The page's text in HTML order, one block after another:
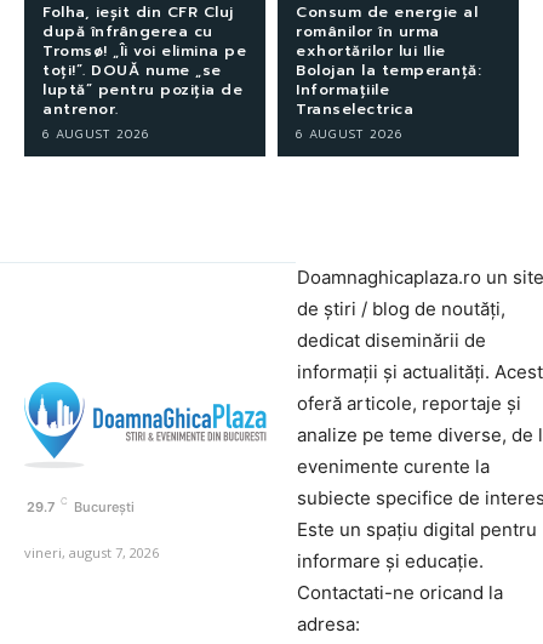
Folha, ieșit din CFR Cluj
după înfrângerea cu
Tromsø! „Îi voi elimina pe
toți!”. DOUĂ nume „se
luptă” pentru poziția de
antrenor.
6 AUGUST 2026
Consum de energie al
românilor în urma
exhortărilor lui Ilie
Bolojan la temperanță:
Informațiile
Transelectrica
6 AUGUST 2026
29.7 C București
vineri, august 7, 2026
Doamnaghicaplaza.ro un site
de știri / blog de noutăți,
dedicat diseminării de
informații și actualități.
oferă articole, reportaje și
analize pe teme diverse, de
evenimente curente la
subiecte specifice de
Este un spațiu digital pentru
informare și educație.
Contactati-ne oricand la
adresa: